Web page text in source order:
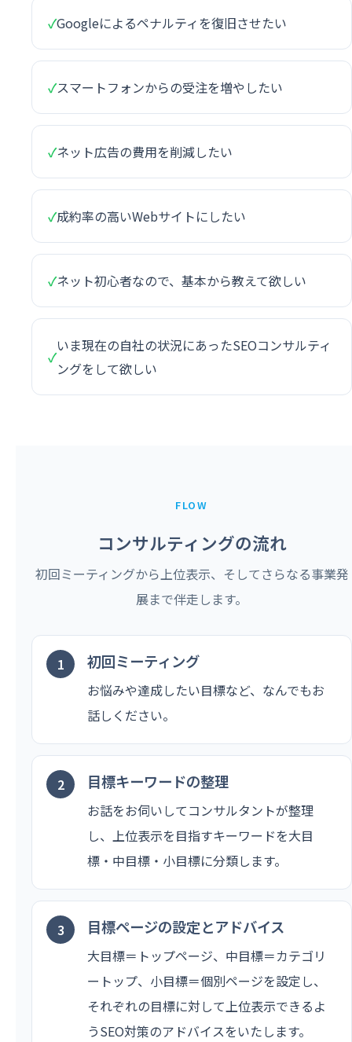
✓Googleによるペナルティを復旧させたい
✓スマートフォンからの受注を増やしたい
✓ネット広告の費用を削減したい
✓成約率の高いWebサイトにしたい
✓ネット初心者なので、基本から教えて欲しい
✓
いま現在の自社の状況にあったSEOコンサルティ
ングをして欲しい
FLOW
コンサルティングの流れ
初回ミーティングから上位表示、そしてさらなる事業発
展まで伴走します。
初回ミーティング
お悩みや達成したい目標など、なんでもお
話しください。
目標キーワードの整理
お話をお伺いしてコンサルタントが整理
し、上位表示を目指すキーワードを大目
標・中目標・小目標に分類します。
目標ページの設定とアドバイス
大目標＝トップページ、中目標＝カテゴリ
ートップ、小目標＝個別ページを設定し、
それぞれの目標に対して上位表示できるよ
うSEO対策のアドバイスをいたします。